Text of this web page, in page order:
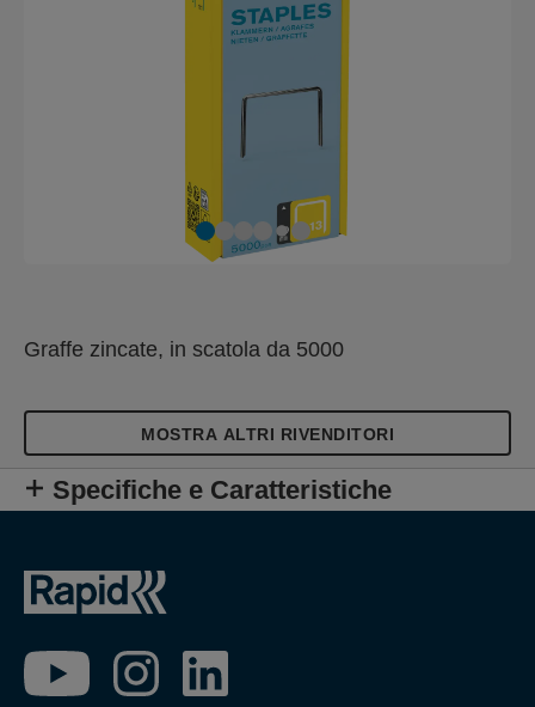
Graffe zincate, in scatola da 5000
MOSTRA ALTRI RIVENDITORI
Specifiche e Caratteristiche